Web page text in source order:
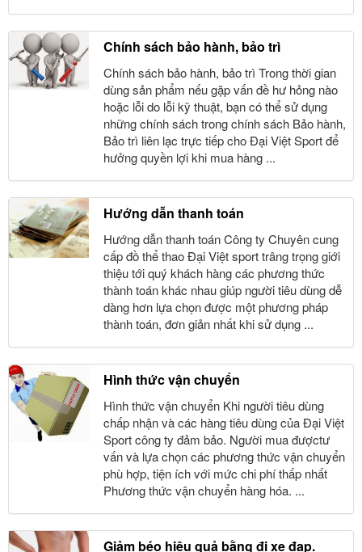
Chính sách bảo hành, bảo trì
Chính sách bảo hành, bảo trì Trong thời gian
dùng sản phẩm nếu gặp vấn đề hư hỏng nào
hoặc lỗi do lỗi kỹ thuật, bạn có thể sử dụng
những chính sách trong chính sách Bảo hành,
Bảo trì liên lạc trực tiếp cho Đại Việt Sport để
hưởng quyền lợi khi mua hàng ...
Hướng dẫn thanh toán
Hướng dẫn thanh toán Công ty Chuyên cung
cấp đồ thể thao Đại Việt sport trâng trọng giới
thiệu tới quý khách hàng các phương thức
thành toán khác nhau giúp người tiêu dùng dễ
dàng hơn lựa chọn được một phương pháp
thành toán, đơn giản nhất khi sử dụng ...
Hình thức vận chuyển
Hình thức vận chuyển Khi người tiêu dùng
chấp nhận và các hàng tiêu dùng của Đại Việt
Sport công ty đảm bảo. Người mua đượctư
vấn và lựa chọn các phương thức vận chuyển
phù hợp, tiện ích với mức chi phí thấp nhất
Phương thức vận chuyển hàng hóa. ...
Giảm béo hiệu quả bằng đi xe đạp.